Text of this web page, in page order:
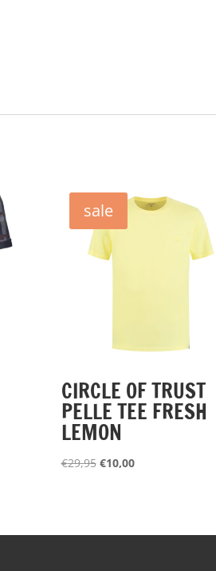
sale
CIRCLE OF TRUST
PELLE TEE FRESH
LEMON
€29,95 Oorspronkelijke
€10,00Huidige